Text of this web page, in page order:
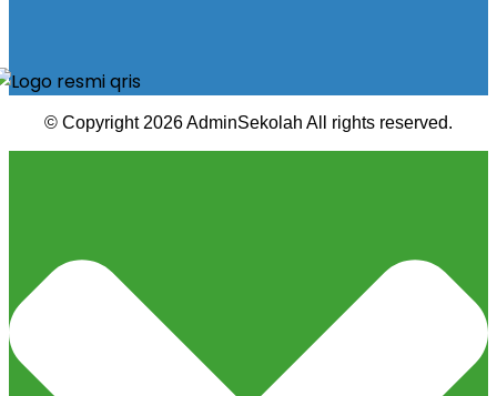
© Copyright 2026 AdminSekolah All rights reserved.